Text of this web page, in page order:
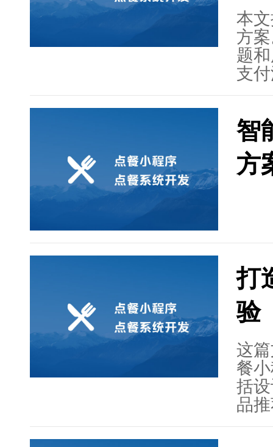
本
方
题
支
竞
的
利
智
方
打
验
这
餐
括
品